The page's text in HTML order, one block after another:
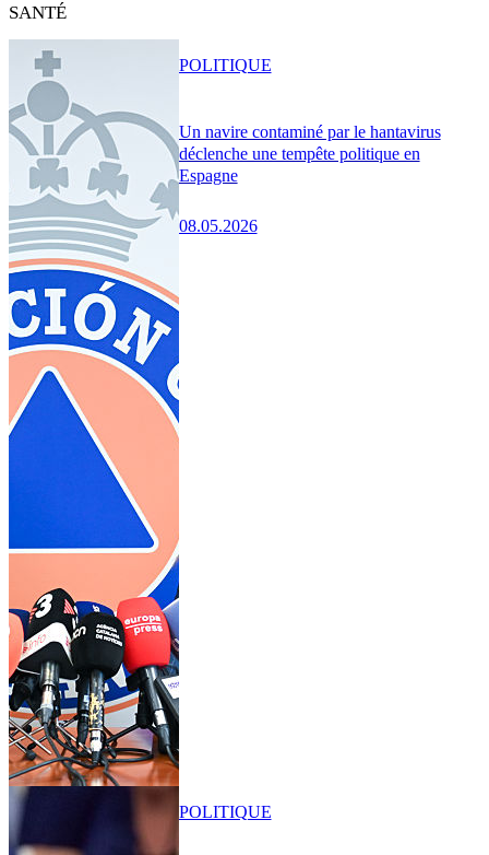
SANTÉ
Un navire contaminé par le hantavirus
déclenche une tempête politique en
Espagne
08.05.2026
POLITIQUE
POLITIQUE